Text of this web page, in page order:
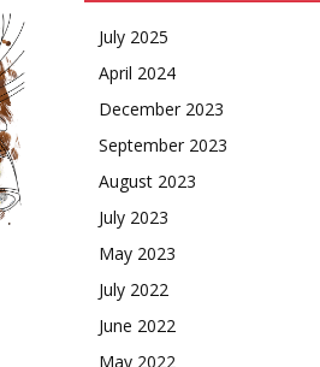
July 2025
April 2024
December 2023
September 2023
August 2023
July 2023
May 2023
July 2022
June 2022
May 2022